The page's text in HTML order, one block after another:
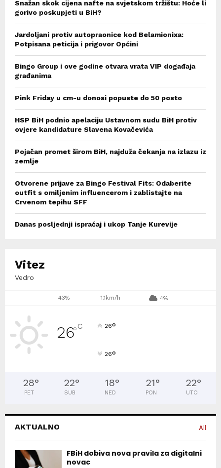
Snažan skok cijena nafte na svjetskom tržištu: Hoće li
gorivo poskupjeti u BiH?
Jardoljani protiv autopraonice kod Belamionixa:
Potpisana peticija i prigovor Općini
Bingo Group i ove godine otvara vrata VIP događaja
građanima
Pink Friday u cm-u donosi popuste do 50 posto
HSP BiH podnio apelaciju Ustavnom sudu BiH protiv
ovjere kandidature Slavena Kovačevića
Pojačan promet širom BiH, najduža čekanja na izlazu iz
zemlje
Otvorene prijave za Bingo Festival Fits: Odaberite
outfit s omiljenim influencerom i zablistajte na
Crvenom tepihu SFF
Danas posljednji ispraćaj i ukop Tanje Kurevije
Vitez
Vedro
43% 1.1km/h 4%
26°C 26°
26°
28°
PET
22°
SUB
18°
NED
21°
PON
22°
UTO
AKTUALNO All
FBiH dobiva nova pravila za digitalni
novac